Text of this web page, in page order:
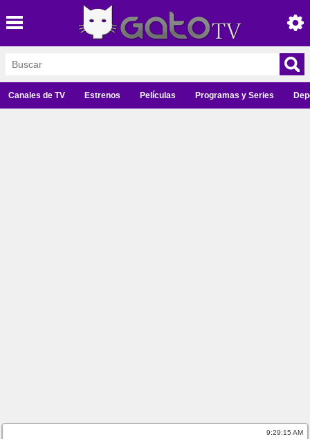
Canales de TV Estrenos Películas Programas y Series
9:29:15 AM